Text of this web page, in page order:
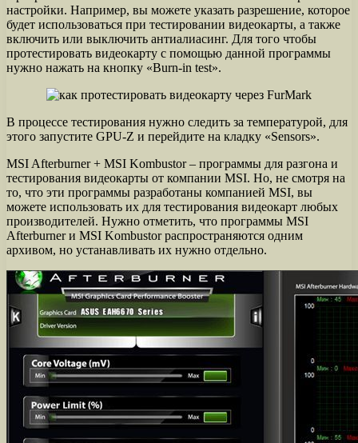
настройки. Например, вы можете указать разрешение, которое
будет использоваться при тестировании видеокарты, а также
включить или выключить антиалиасинг. Для того чтобы
протестировать видеокарту с помощью данной программы
нужно нажать на кнопку «Burn-in test».
В процессе тестирования нужно следить за температурой, для
этого запустите GPU-Z и перейдите на кладку «Sensors».
MSI Afterburner + MSI Kombustor – программы для разгона и
тестирования видеокарты от компании MSI. Но, не смотря на
то, что эти программы разработаны компанией MSI, вы
можете использовать их для тестирования видеокарт любых
производителей. Нужно отметить, что программы MSI
Afterburner и MSI Kombustor распространяются одним
архивом, но устанавливать их нужно отдельно.